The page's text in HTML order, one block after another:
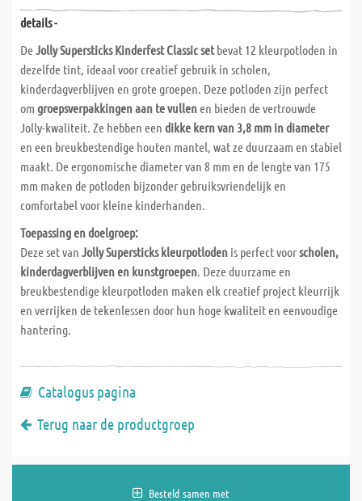
details -
DeJolly Supersticks Kinderfest Classic setbevat 12 kleurpotloden in
dezelfde tint, ideaal voor creatief gebruik in scholen,
kinderdagverblijven en grote groepen. Deze potloden zijn perfect
om groepsverpakkingen aan te vullenen bieden de vertrouwde
Jolly-kwaliteit. Ze hebben een dikke kern van 3,8 mm in diameter
en een breukbestendige houten mantel, wat ze duurzaam en stabiel
maakt. De ergonomische diameter van 8 mm en de lengte van 175
mm maken de potloden bijzonder gebruiksvriendelijk en
comfortabel voor kleine kinderhanden.
Toepassing en doelgroep:
Deze set van Jolly Supersticks kleurpotloden is perfect voorscholen,
kinderdagverblijven en kunstgroepen. Deze duurzame en
breukbestendige kleurpotloden maken elk creatief project kleurrijk
en verrijken de tekenlessen door hun hoge kwaliteit en eenvoudige
hantering.
Catalogus pagina
Terug naar de productgroep
Besteld samen met